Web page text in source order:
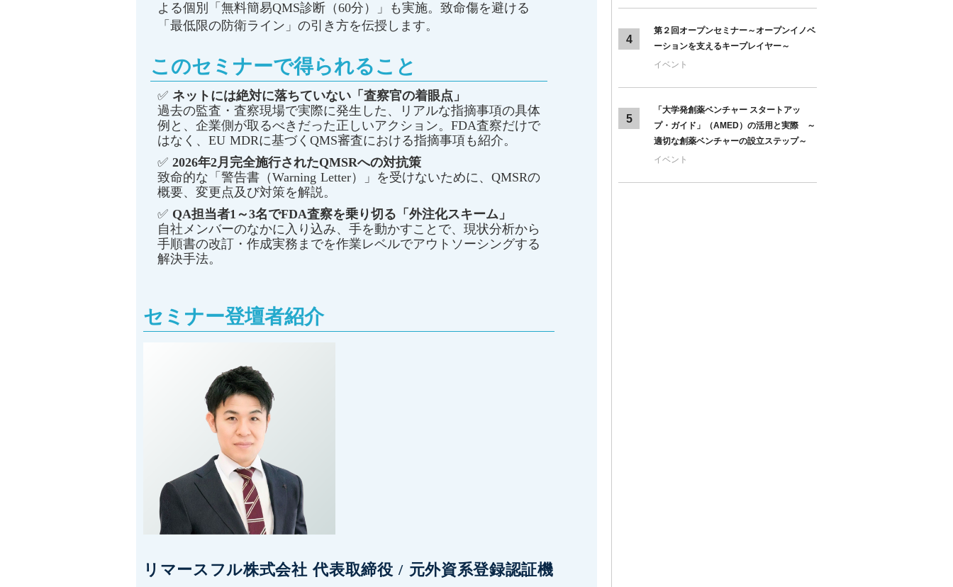
よる個別「無料簡易QMS診断（60分）」も実施。致命傷を避ける
「最低限の防衛ライン」の引き方を伝授します。
このセミナーで得られること
✅ ネットには絶対に落ちていない「査察官の着眼点」
過去の監査・査察現場で実際に発生した、リアルな指摘事項の具体
例と、企業側が取るべきだった正しいアクション。FDA査察だけで
はなく、EU MDRに基づくQMS審査における指摘事項も紹介。
✅ 2026年2月完全施行されたQMSRへの対抗策
致命的な「警告書（Warning Letter）」を受けないために、QMSRの
概要、変更点及び対策を解説。
✅ QA担当者1～3名でFDA査察を乗り切る「外注化スキーム」
自社メンバーのなかに入り込み、手を動かすことで、現状分析から
手順書の改訂・作成実務までを作業レベルでアウトソーシングする
解決手法。
セミナー登壇者紹介
リマースフル株式会社 代表取締役 / 元外資系登録認証機
4
第２回オープンセミナー～オープンイノベ
ーションを支えるキープレイヤー～
イベント
5
「大学発創薬ベンチャー スタートアッ
プ・ガイド」（AMED）の活用と実際 ～
適切な創薬ベンチャーの設立ステップ～
イベント